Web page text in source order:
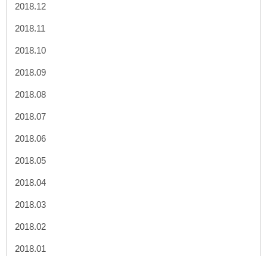
2018.12
2018.11
2018.10
2018.09
2018.08
2018.07
2018.06
2018.05
2018.04
2018.03
2018.02
2018.01